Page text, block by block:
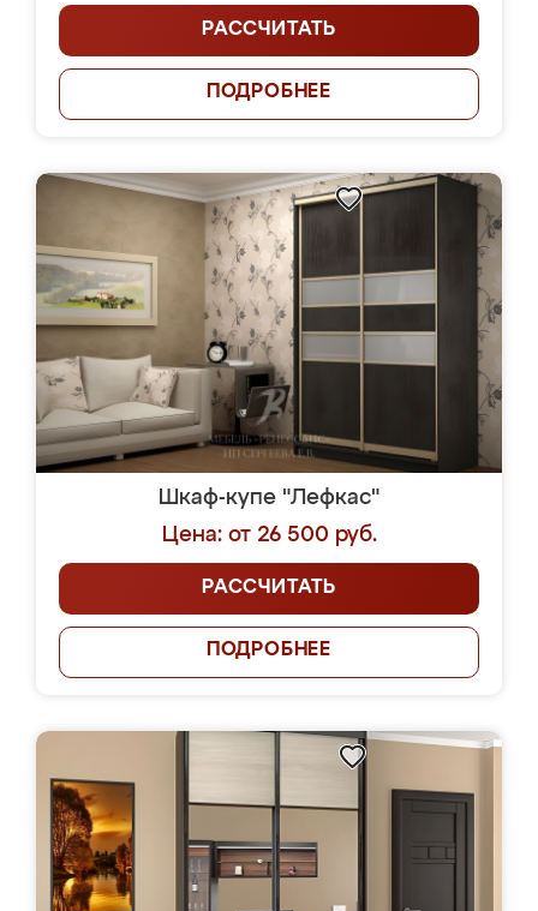
РАССЧИТАТЬ
ПОДРОБНЕЕ
Шкаф-купе "Лефкас"
Цена: от 26 500 руб.
РАССЧИТАТЬ
ПОДРОБНЕЕ